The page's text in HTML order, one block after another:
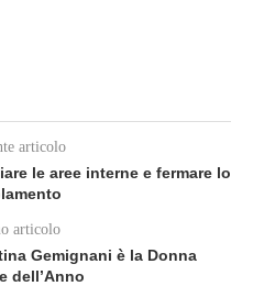
articolo
le aree interne e fermare lo
articolo
Gemignani è la Donna
dell’Anno